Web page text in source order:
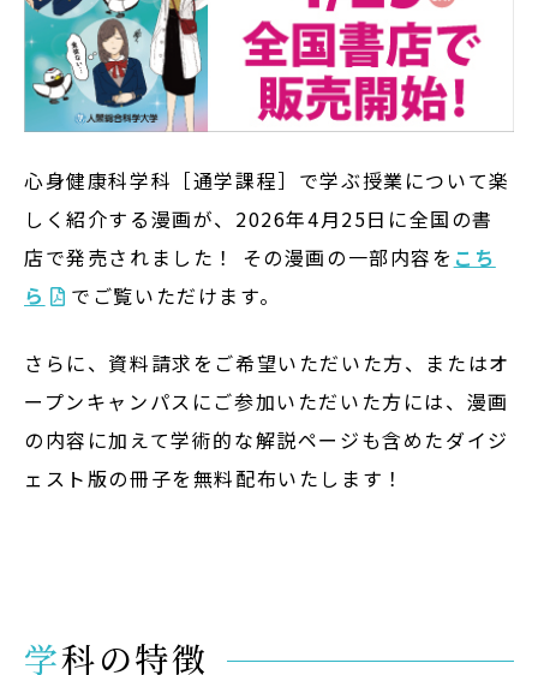
心身健康科学科［通学課程］で学ぶ授業について楽
しく紹介する漫画が、2026年4月25日に全国の書
店で発売されました！ その漫画の一部内容を こち
ら
でご覧いただけます。
さらに、資料請求をご希望いただいた方、またはオ
ープンキャンパスにご参加いただいた方には、漫画
の内容に加えて学術的な解説ページも含めたダイジ
ェスト版の冊子を無料配布いたします！
学科の特徴